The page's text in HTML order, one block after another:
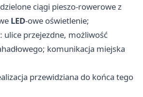
ciągi pieszo-rowerowe z
LED-owe oświetlenie;
ulice przejezdne, możliwość
komunikacja miejska
przewidziana do końca tego